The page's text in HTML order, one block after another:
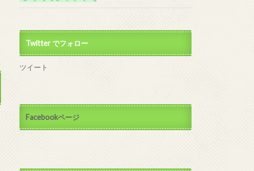
Twitter でフォロー
ツイート
Facebookページ